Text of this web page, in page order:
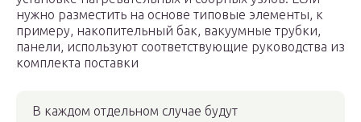
нужно разместить на основе типовые элементы, к
примеру, накопительный бак, вакуумные трубки,
панели, используют соответствующие руководства из
комплекта поставки
В каждом отдельном случае будут